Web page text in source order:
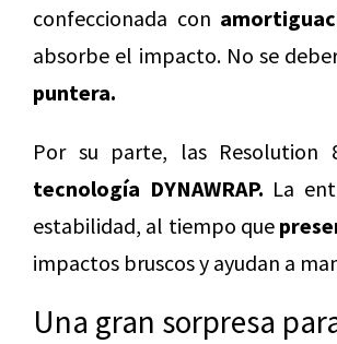
confeccionada con
absorbe el impacto. No se
puntera.
Por su parte, las Resolution
tecnología DYNAWRAP. La
estabilidad, al tiempo que
impactos bruscos y ayudan a
Una gran sorpresa